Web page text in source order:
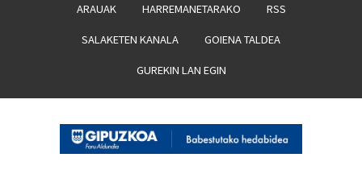
ARAUAK HARREMANETARAKO RSS
SALAKETEN KANALA GOIENA TALDEA
GUREKIN LAN EGIN